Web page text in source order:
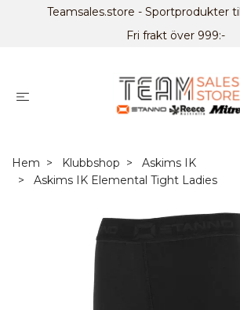
Teamsales.store - Sportprodukter
Fri frakt över 999:-
Hem Klubbshop
Askims IK
Askims IK Elemental Tight Ladies